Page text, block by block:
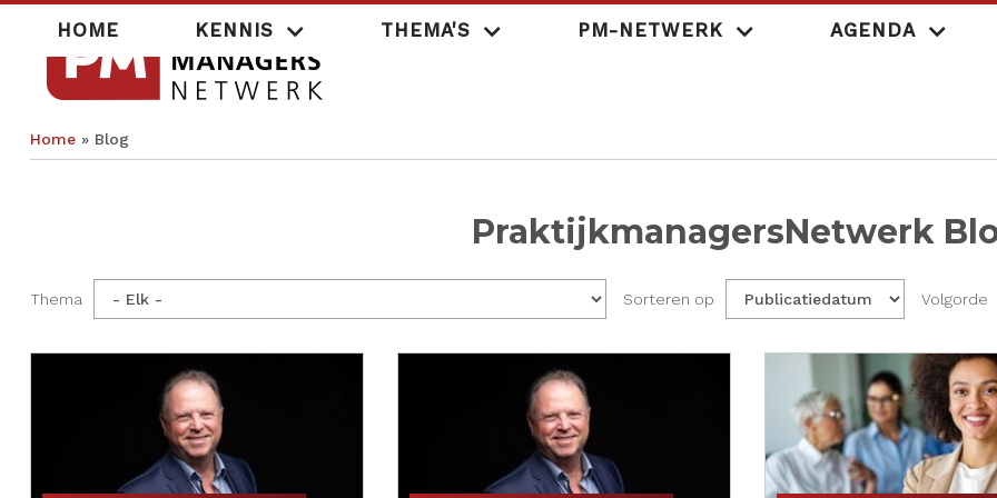
Hoofdnavigatie
HOME KENNIS THEMA'S PM-NETWERK AGENDA
Kruimelpad
Home Blog
PraktijkmanagersNetwerk
Thema Sorteren op Volgorde